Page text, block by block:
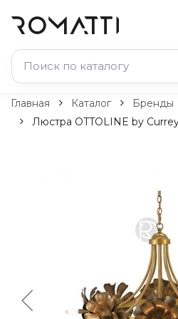
Каталог
Свет и освещение
Потолочные светильники
Бра и настенные светильники
Уличное освещение
Комплектующие
Главная Каталог Бренды
Люстра OTTOLINE by